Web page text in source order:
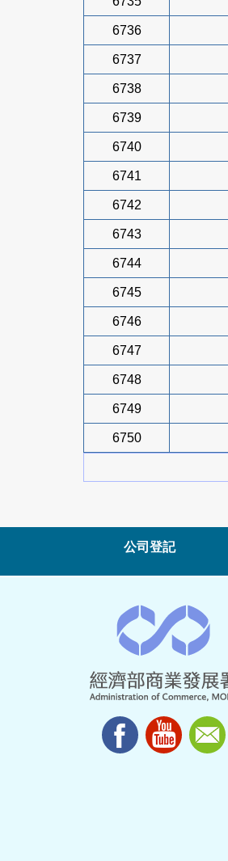
6736
6737
6738
6739
6740
6741
6742
6743
6744
6745
6746
6747
6748
6749
6750
公司登記